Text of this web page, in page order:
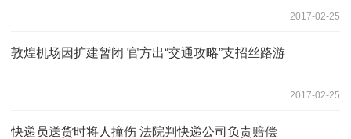
2017-02-25
敦煌机场因扩建暂闭 官方出“交通攻略”支招丝路游
2017-02-25
快递员送货时将人撞伤 法院判快递公司负责赔偿